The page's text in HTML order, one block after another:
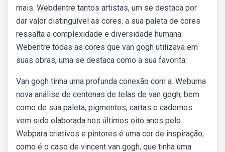
mais. Webdentre tantos artistas, um se destaca por
dar valor distinguível as cores, a sua paleta de cores
ressalta a complexidade e diversidade humana:
Webentre todas as cores que van gogh utilizava em
suas obras, uma se destaca como a sua favorita:
Van gogh tinha uma profunda conexão com a. Webuma
nova análise de centenas de telas de van gogh, bem
como de sua paleta, pigmentos, cartas e cadernos
vem sido elaborada nos últimos oito anos pelo.
Webpara criativos e pintores é uma cor de inspiração,
como é o caso de vincent van gogh, que tinha uma